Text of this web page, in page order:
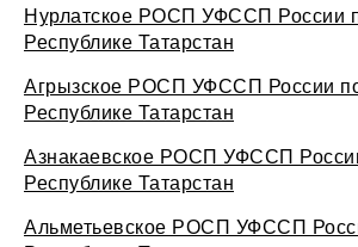
Нурлатское РОСП УФССП России
Республике Татарстан
Агрызское РОСП УФССП России
Республике Татарстан
Азнакаевское РОСП УФССП
Республике Татарстан
Альметьевское РОСП УФССП